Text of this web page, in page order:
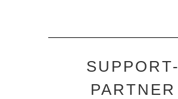
SUPPORT-
PARTNER